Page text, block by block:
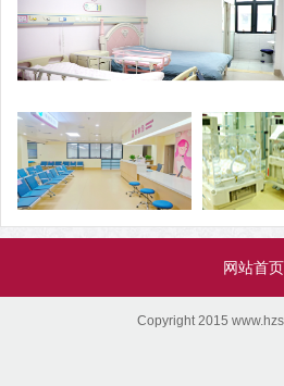
网站首页
Copyright 2015